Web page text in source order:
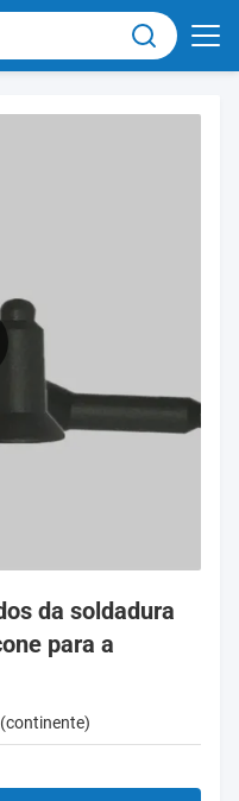
da soldadura
para a